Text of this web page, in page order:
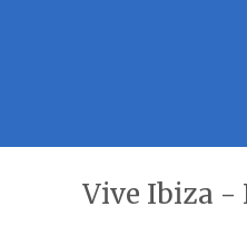
Vive Ibiza -